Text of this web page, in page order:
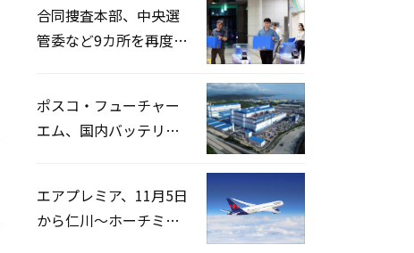
合同捜査本部、中央選
管委など9カ所を再度家
ポスコ・フューチャー
エム、国内バッテリー
エアプレミア、11月5日
から仁川〜ホーチミン